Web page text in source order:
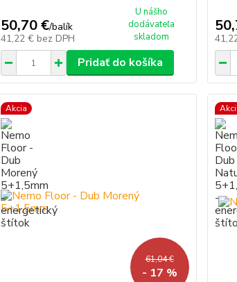
50,70 €/balík
41,22 € bez DPH
U nášho
dodávateľa
skladom
Pridať do košíka
Akcia
61,04 €
- 17 %